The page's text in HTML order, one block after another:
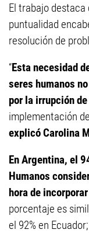
El trabajo destaca
puntualidad
resolución de
“Esta necesidad
seres humanos
por la irrupción
implementación
explicó Carolina
En Argentina, el
Humanos
hora de
porcentaje es
el 92% en